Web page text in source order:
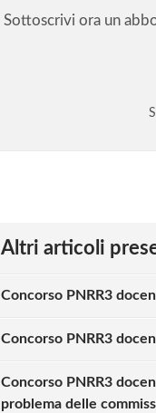
Sottoscrivi ora un
Altri articoli
Concorso PNRR3
Concorso PNRR3
Concorso PNRR3
problema delle